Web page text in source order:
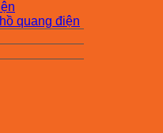
quang điện